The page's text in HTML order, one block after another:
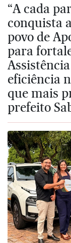
“A cada
conquista
povo de
para
eficiência
que mais
prefeito